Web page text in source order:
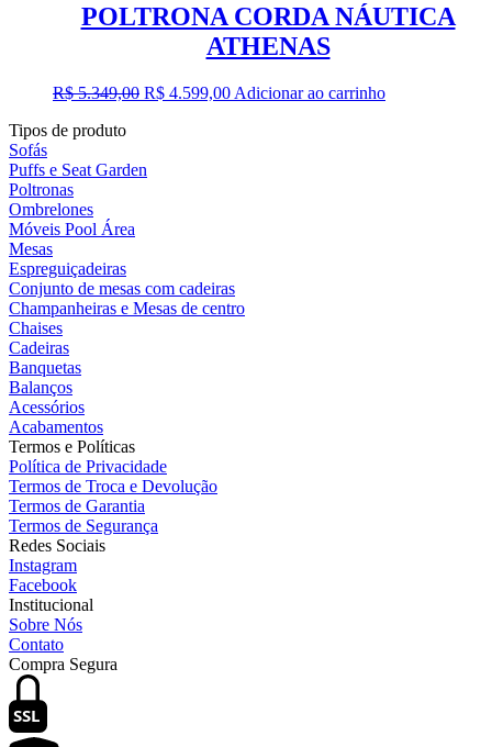
POLTRONA CORDA NÁUTICA
ATHENAS
R$5.349,00 O
R$ 5.349,00.
R$ 4.599,00OAdicionar ao carrinho
Tipos de produto
Sofás
Puffs e Seat Garden
Poltronas
Ombrelones
Móveis Pool Área
Mesas
Espreguiçadeiras
Conjunto de mesas com cadeiras
Champanheiras e Mesas de centro
Chaises
Cadeiras
Banquetas
Balanços
Acessórios
Acabamentos
Termos e Políticas
Política de Privacidade
Termos de Troca e Devolução
Termos de Garantia
Termos de Segurança
Redes Sociais
Instagram
Facebook
Institucional
Sobre Nós
Contato
Compra Segura
SSL